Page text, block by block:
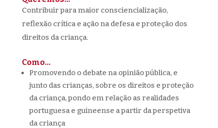
Contribuir para maior consciencialização,
reflexão crítica e ação na defesa e proteção dos
direitos da criança.
Como…
Promovendo o debate na opinião pública, e
junto das crianças, sobre os direitos e proteção
da criança, pondo em relação as realidades
portuguesa e guineense a partir da perspetiva
da criança